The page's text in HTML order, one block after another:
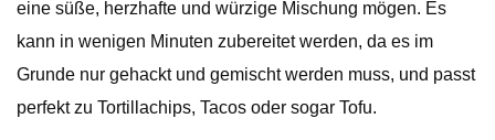
eine süße, herzhafte und würzige Mischung mögen. Es
kann in wenigen Minuten zubereitet werden, da es im
Grunde nur gehackt und gemischt werden muss, und passt
perfekt zu Tortillachips, Tacos oder sogar Tofu.